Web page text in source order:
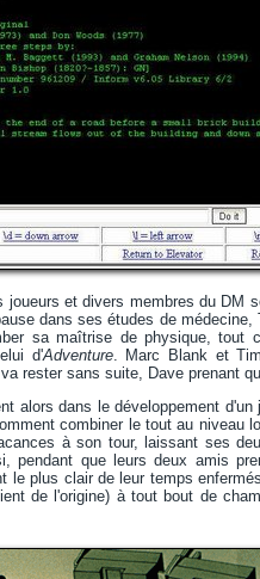
et divers membres du DM
dans ses études de
sa maîtrise de physique, tout
d'Adventure. Marc Blank et
rester sans suite, Dave prenant
alors dans le développement
combiner le tout au niveau
à son tour, laissant ses
pendant que leurs deux amis
le plus clair de leur temps
de l'origine) à tout bout de